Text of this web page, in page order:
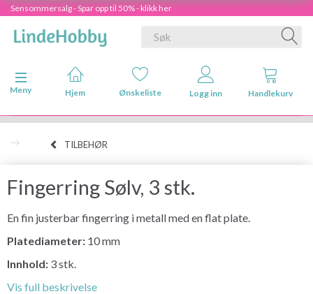
Sensommersalg - Spar opp til 50% - klikk her
Veksle navigasjon
Meny
Hjem Ønskeliste Logg inn Handlekurv
TILBEHØR
Fingerring Sølv, 3 stk.
En fin justerbar fingerring i metall med en flat plate.
Platediameter: 10 mm
Innhold: 3 stk.
Vis full beskrivelse